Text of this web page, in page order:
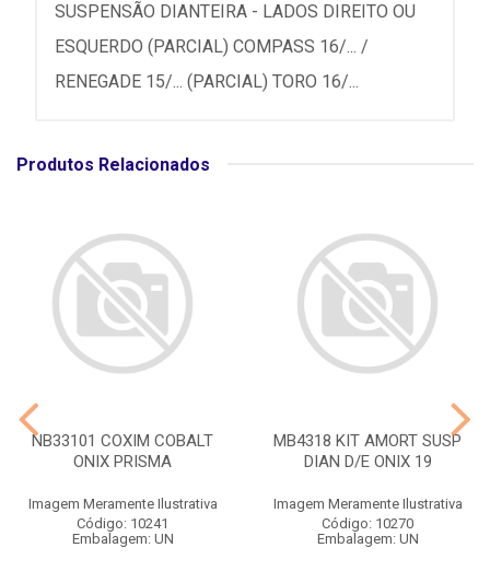
SUSPENSÃO DIANTEIRA - LADOS DIREITO OU
ESQUERDO (PARCIAL) COMPASS 16/... /
RENEGADE 15/... (PARCIAL) TORO 16/...
Produtos Relacionados
NB33101 COXIM COBALT
ONIX PRISMA
Imagem Meramente Ilustrativa
Código: 10241
Embalagem: UN
MB4318 KIT AMORT SUSP
DIAN D/E ONIX 19
Imagem Meramente Ilustrativa
Código: 10270
Embalagem: UN